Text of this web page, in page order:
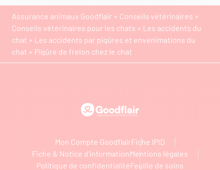
Assurance animaux Goodflair » Conseils vétérinaires »
Conseils vétérinaires pour les chats » Les accidents du
chat » Les accidents par piqûres et envenimations du
chat » Piqûre de frelon chez le chat
Goodflair
Mon Compte GoodflairFiche IPID
Fiche & Notice d’informationMentions légales
Politique de confidentialitéFeuille de soins